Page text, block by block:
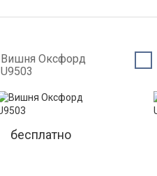
Вишня Оксфорд
U9503
бесплатно